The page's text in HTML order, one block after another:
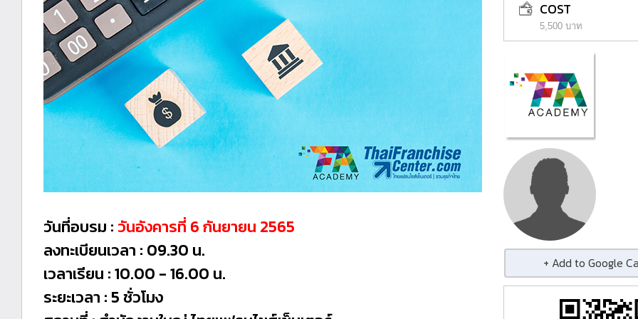
วันที่อบรม : วันอังคารที่ 6 กันยายน 2565
ลงทะเบียนเวลา : 09.30 น.
เวลาเรียน : 10.00 - 16.00 น.
ระยะเวลา : 5 ชั่วโมง
COST
5,500 บาท
+ Add to Google